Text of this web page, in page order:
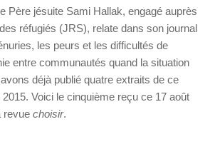
Père jésuite Sami Hallak, engagé auprès
réfugiés (JRS), relate dans son journal
les peurs et les difficultés de
entre communautés quand la situation
déjà publié quatre extraits de ce
Voici le cinquième reçu ce 17 août
revue choisir.